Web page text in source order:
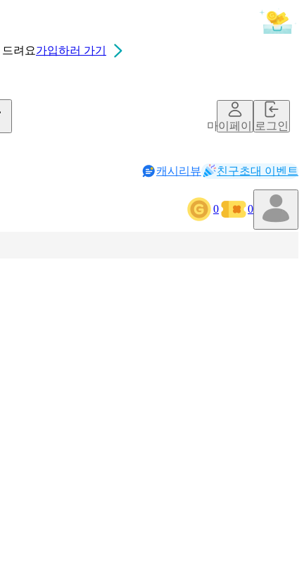
드려요가입하러 가기
마이페이지로그인
캐시리뷰 친구초대 이벤트
0 0